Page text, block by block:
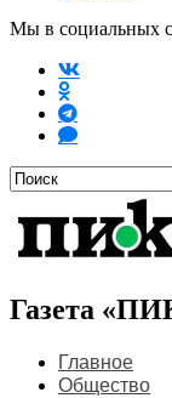
Мы в социальных
Газета
Главное
Общество